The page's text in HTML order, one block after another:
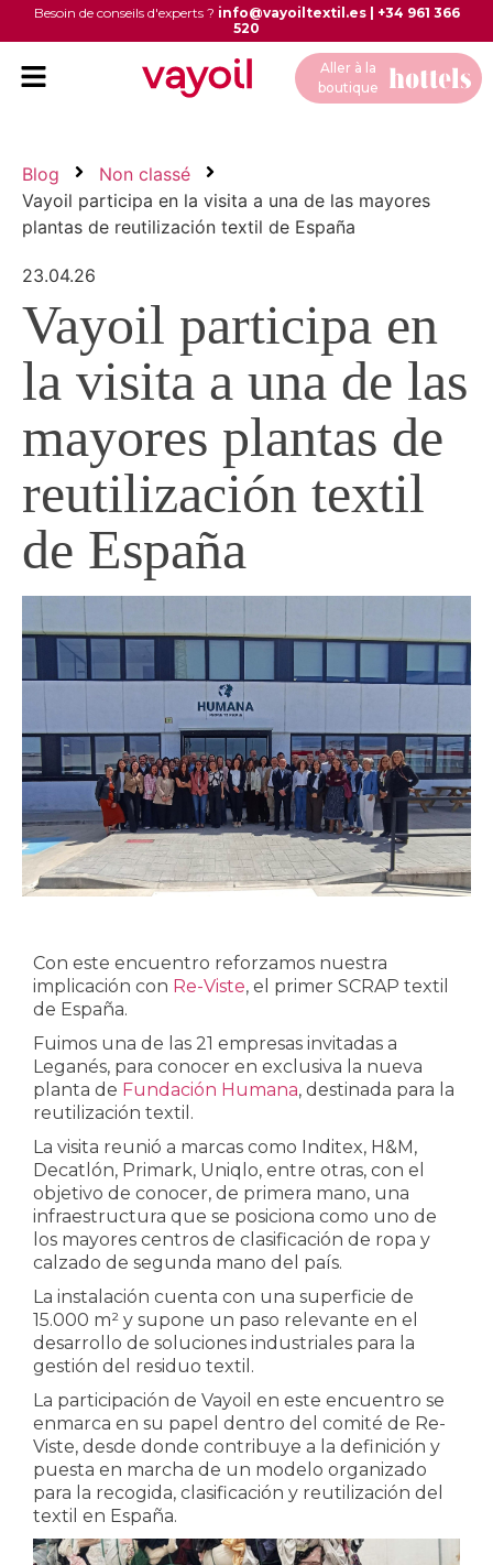
Besoin de conseils d'experts ? info@vayoiltextil.es| +34 961 366
520
Aller à la
boutique
Blog
Non classé
Vayoil participa en la visita a una de las mayores
plantas de reutilización textil de España
23.04.26
Vayoil participa en
la visita a una de las
mayores plantas de
reutilización textil
de España
Con este encuentro reforzamos nuestra
implicación con Re-Viste, el primer SCRAP textil
de España.
Fuimos una de las 21 empresas invitadas a
Leganés, para conocer en exclusiva la nueva
planta de Fundación Humana, destinada para la
reutilización textil.
La visita reunió a marcas como Inditex, H&M,
Decatlón, Primark, Uniqlo, entre otras, con el
objetivo de conocer, de primera mano, una
infraestructura que se posiciona como uno de
los mayores centros de clasificación de ropa y
calzado de segunda mano del país.
La instalación cuenta con una superficie de
15.000 m² y supone un paso relevante en el
desarrollo de soluciones industriales para la
gestión del residuo textil.
La participación de Vayoil en este encuentro se
enmarca en su papel dentro del comité de Re-
Viste, desde donde contribuye a la definición y
puesta en marcha de un modelo organizado
para la recogida, clasificación y reutilización del
textil en España.